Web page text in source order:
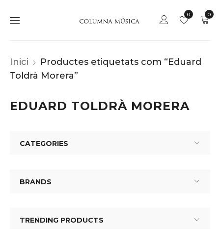
0
0
Inici
Productes etiquetats com “Eduard
Toldrà Morera”
EDUARD TOLDRÀ MORERA
CATEGORIES
BRANDS
TRENDING PRODUCTS